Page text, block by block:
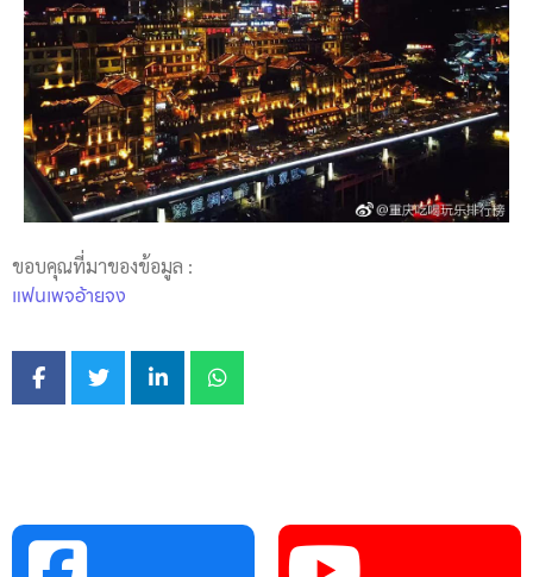
ขอบคุณที่มาของข้อมูล :
แฟนเพจอ้ายจง